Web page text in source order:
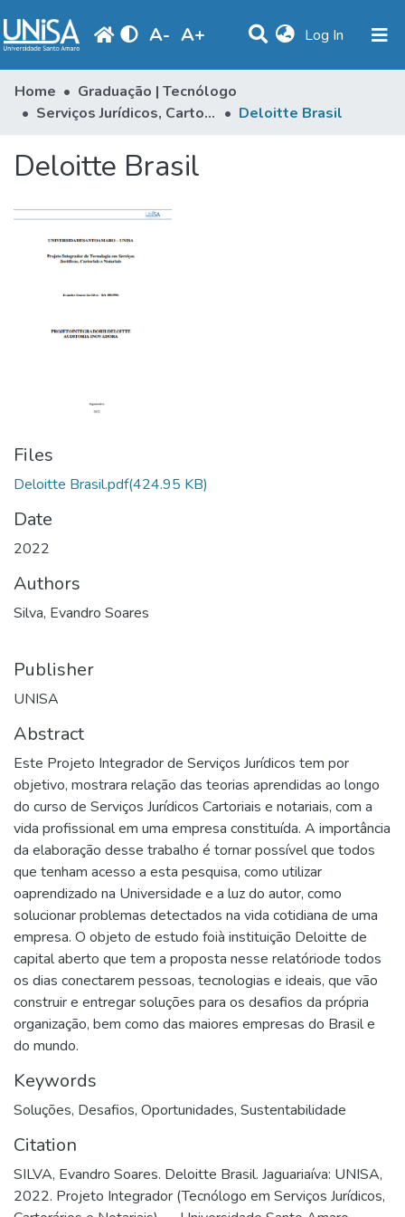
A- A+ Log In (current)
Communities & Collections
Browse
Periodicals
Home
Graduação | Tecnólogo
Serviços Jurídicos, Cartorários e Notariais
Deloitte Brasil
Deloitte Brasil
Files
Deloitte Brasil.pdf(424.95 KB)
Date
2022
Authors
Silva, Evandro Soares
Publisher
UNISA
Abstract
Este Projeto Integrador de Serviços Jurídicos tem por
objetivo, mostrara relação das teorias aprendidas ao longo
do curso de Serviços Jurídicos Cartoriais e notariais, com a
vida profissional em uma empresa constituída. A importância
da elaboração desse trabalho é tornar possível que todos
que tenham acesso a esta pesquisa, como utilizar
oaprendizado na Universidade e a luz do autor, como
solucionar problemas detectados na vida cotidiana de uma
empresa. O objeto de estudo foià instituição Deloitte de
capital aberto que tem a proposta nesse relatóriode todos
os dias conectarem pessoas, tecnologias e ideais, que vão
construir e entregar soluções para os desafios da própria
organização, bem como das maiores empresas do Brasil e
do mundo.
Keywords
Soluções, Desafios, Oportunidades, Sustentabilidade
Citation
SILVA, Evandro Soares. Deloitte Brasil. Jaguariaíva: UNISA,
2022. Projeto Integrador (Tecnólogo em Serviços Jurídicos,